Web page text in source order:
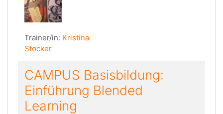
Trainer/in: Kristina
Stocker
CAMPUS Basisbildung:
Einführung Blended
Learning